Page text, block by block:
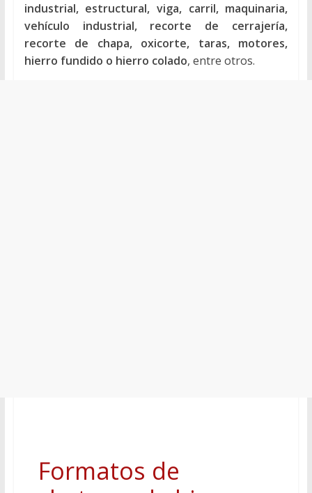
industrial, estructural, viga, carril, maquinaria,
vehículo industrial, recorte de cerrajería,
recorte de chapa, oxicorte, taras, motores,
hierro fundido o hierro colado, entre otros.
Formatos de